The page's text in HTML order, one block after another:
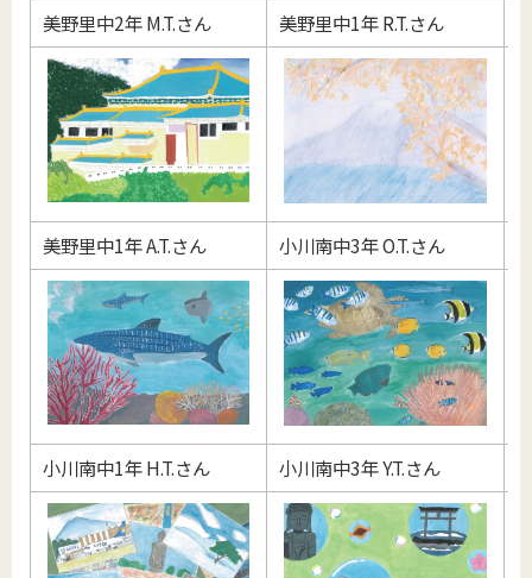
美野里中2年 M.T.さん 美野里中1年 R.T.さん
美野里中1年 A.T.さん 小川南中3年 O.T.さん
小川南中1年 H.T.さん 小川南中3年 Y.T.さん